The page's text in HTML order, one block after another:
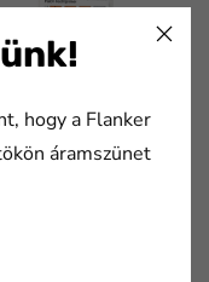
elősegítő
hogy a Flanker
áramszünet